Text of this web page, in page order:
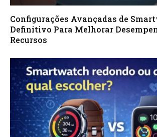
Configurações Avançadas de
Definitivo Para Melhorar
Recursos